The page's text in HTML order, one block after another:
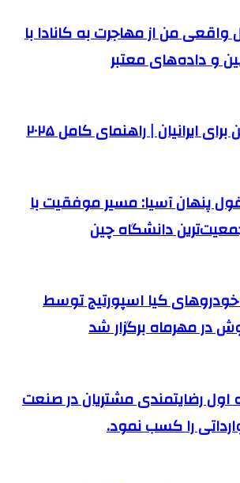
واقعی من از مهاجرت به کانادا با
و داده‌های معتبر
ایرانیان | راهنمای کامل ۲۰۲۵
پنهان آسیا: مسیر موفقیت با
دانشگاه چین
کیا اسپورتیج توسط
در مهرماه برگزار شد
اول رضایتمندی مشتریان در صنعت
را کسب نمود.